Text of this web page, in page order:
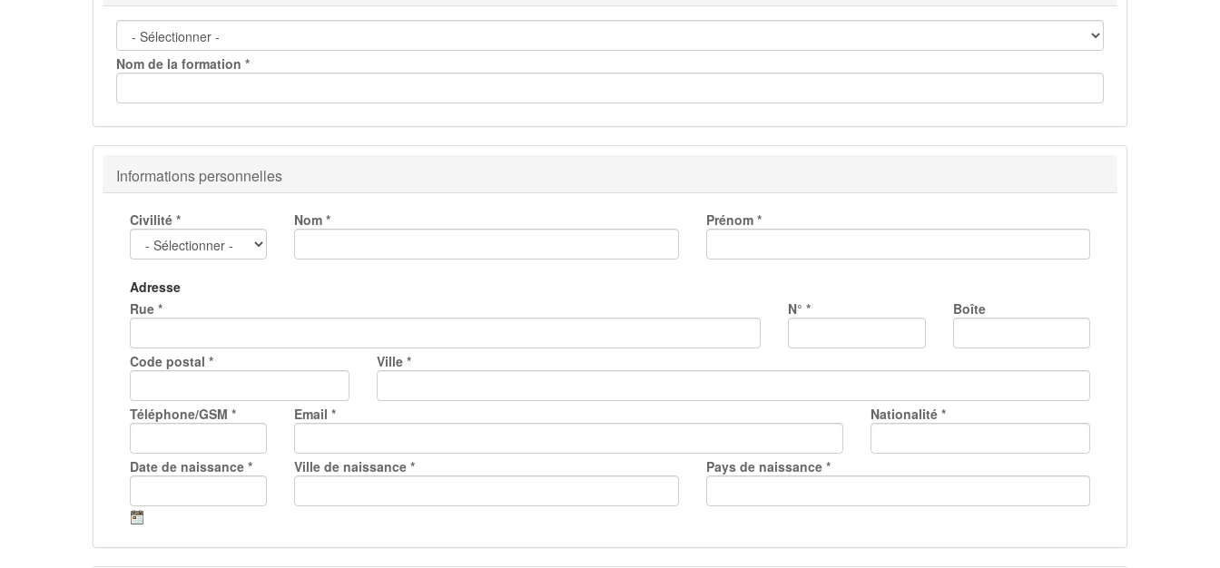
Nom de la formation *
Informations personnelles
Civilité * Nom* Prénom *
Adresse
Rue * N°* Boîte
Code postal * Ville *
Téléphone/GSM * Email* Nationalité *
Date de naissance * Ville de naissance* Pays de naissance *